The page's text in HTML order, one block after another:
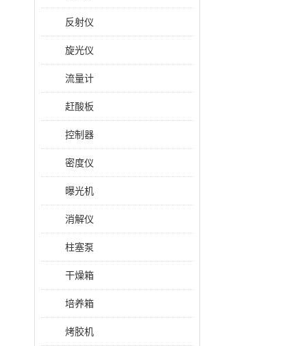
反射仪
旋光仪
流量计
赶酸板
控制器
密度仪
曝光机
消解仪
柱塞泵
干燥箱
培养箱
烤胶机